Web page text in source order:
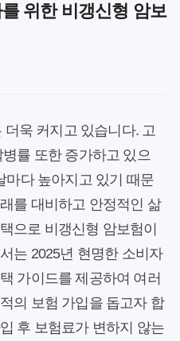
위한 비갱신형 암보
욱 커지고 있습니다. 고
률 또한 증가하고 있으
마다 높아지고 있기 때문
를 대비하고 안정적인 삶
으로 비갱신형 암보험이
는 2025년 현명한 소비자
가이드를 제공하여 여러
의 보험 가입을 돕고자 합
후 보험료가 변하지 않는